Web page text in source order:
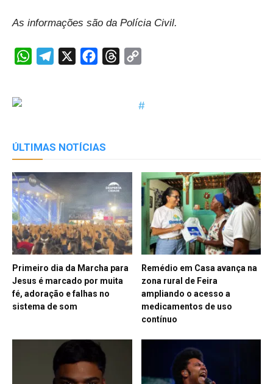
As informações são da Polícia Civil.
WhatsAppTelegram FacebookThreads
ÚLTIMAS NOTÍCIAS
Primeiro dia da Marcha para
Jesus é marcado por muita
fé, adoração e falhas no
sistema de som
Remédio em Casa avança na
zona rural de Feira
ampliando o acesso a
medicamentos de uso
contínuo